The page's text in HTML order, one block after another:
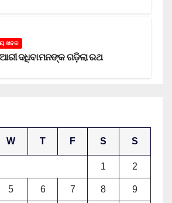
ଖବର
ଦଧିବାମନଙ୍କ ଗଡ଼ିଲା ରଥ
W T F S S
1 2
5 6 7 8 9